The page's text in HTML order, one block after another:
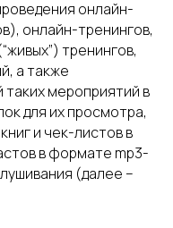
онлайн-
онлайн-тренингов,
тренингов,
а также
мероприятий в
для их просмотра,
и чек-листов в
в формате mp3-
(далее –